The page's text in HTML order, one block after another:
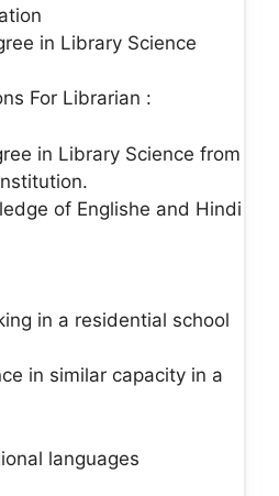
in Library Science
For Librarian :
in Library Science from
of Englishe and Hindi
in a residential school
in similar capacity in a
languages